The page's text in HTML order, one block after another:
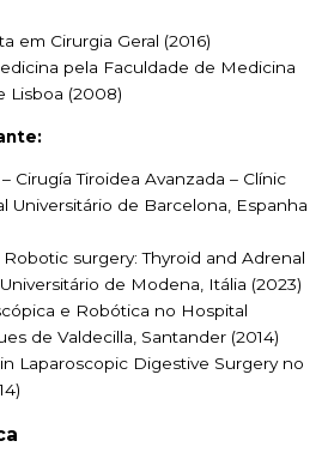
em Cirurgia Geral (2016)
pela Faculdade de Medicina
Lisboa (2008)
Cirugía Tiroidea Avanzada – Clínic
Universitário de Barcelona, Espanha
surgery: Thyroid and Adrenal
de Modena, Itália (2023)
e Robótica no Hospital
de Valdecilla, Santander (2014)
Laparoscopic Digestive Surgery no